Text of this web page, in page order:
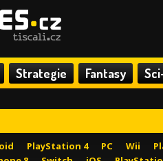
Strategie Fantasy
PlayStation 4 PC Wii